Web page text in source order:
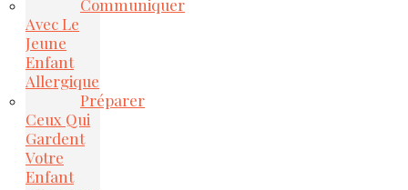
Communiquer
Avec Le
Jeune
Enfant
Allergique
Préparer
Ceux Qui
Gardent
Votre
Enfant